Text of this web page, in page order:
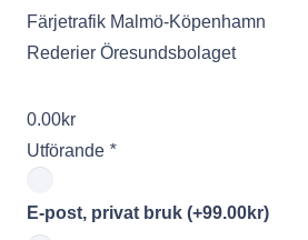
Färjetrafik Malmö-Köpenhamn
Rederier Öresundsbolaget
0.00kr
Utförande *
E-post, privat bruk (+99.00kr)